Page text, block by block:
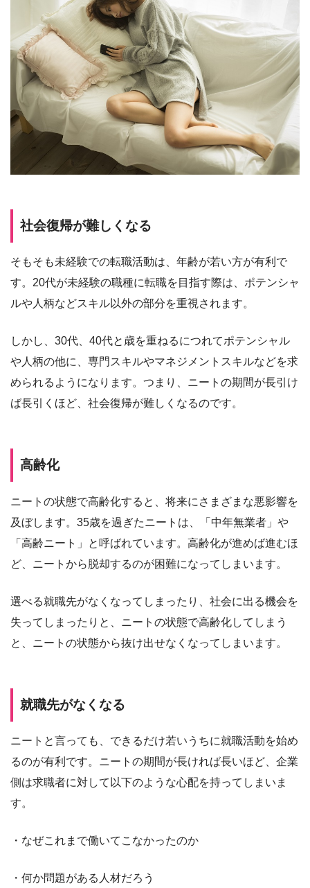
社会復帰が難しくなる
そもそも未経験での転職活動は、年齢が若い方が有利で
す。20代が未経験の職種に転職を目指す際は、ポテンシャ
ルや人柄などスキル以外の部分を重視されます。
しかし、30代、40代と歳を重ねるにつれてポテンシャル
や人柄の他に、専門スキルやマネジメントスキルなどを求
められるようになります。つまり、ニートの期間が長引け
ば長引くほど、社会復帰が難しくなるのです。
高齢化
ニートの状態で高齢化すると、将来にさまざまな悪影響を
及ぼします。35歳を過ぎたニートは、「中年無業者」や
「高齢ニート」と呼ばれています。高齢化が進めば進むほ
ど、ニートから脱却するのが困難になってしまいます。
選べる就職先がなくなってしまったり、社会に出る機会を
失ってしまったりと、ニートの状態で高齢化してしまう
と、ニートの状態から抜け出せなくなってしまいます。
就職先がなくなる
ニートと言っても、できるだけ若いうちに就職活動を始め
るのが有利です。ニートの期間が長ければ長いほど、企業
側は求職者に対して以下のような心配を持ってしまいま
す。
・なぜこれまで働いてこなかったのか
・何か問題がある人材だろう